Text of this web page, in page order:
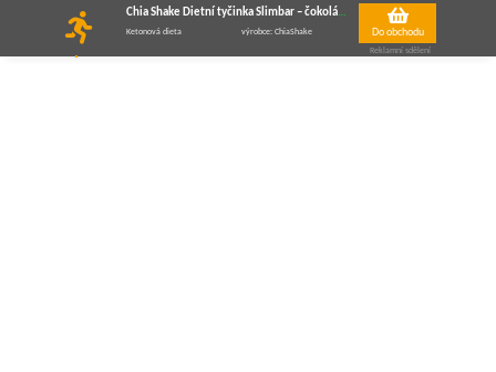
Chia Shake Dietní tyčinka Slimbar – čokoládový nugát 30g
Ketonová dieta výrobce: ChiaShake Do obchodu
Reklamní sdělení